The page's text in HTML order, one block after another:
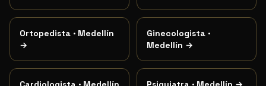
Ortopedista · Medellín
→
Ginecologista ·
Medellín →